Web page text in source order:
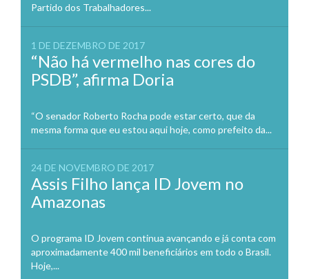
Partido dos Trabalhadores...
1 DE DEZEMBRO DE 2017
“Não há vermelho nas cores do
PSDB”, afirma Doria
“O senador Roberto Rocha pode estar certo, que da
mesma forma que eu estou aqui hoje, como prefeito da...
24 DE NOVEMBRO DE 2017
Assis Filho lança ID Jovem no
Amazonas
O programa ID Jovem continua avançando e já conta com
aproximadamente 400 mil beneficiários em todo o Brasil.
Hoje,...